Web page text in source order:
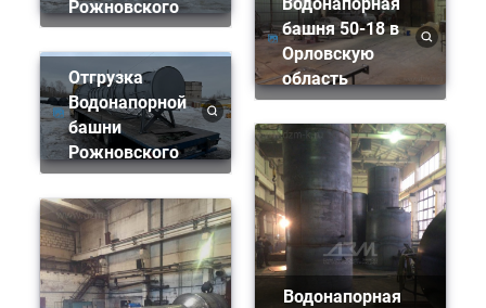
Рожновского
Отгрузка
Водонапорной
башни
Рожновского
башня 50-18 в
Орловскую
область
Водонапорная